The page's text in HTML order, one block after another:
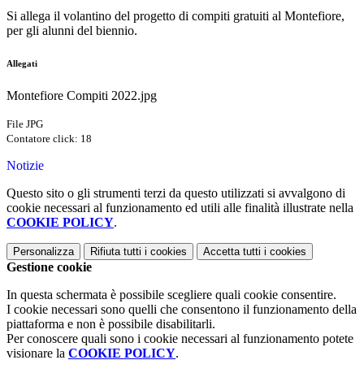
Si allega il volantino del progetto di compiti gratuiti al Montefiore,
per gli alunni del biennio.
Allegati
Montefiore Compiti 2022.jpg
File JPG
Contatore click: 18
Notizie
Questo sito o gli strumenti terzi da questo utilizzati si avvalgono di
cookie necessari al funzionamento ed utili alle finalità illustrate nella
COOKIE POLICY.
Personalizza Rifiuta tutti i cookies Accetta tutti i cookies
Gestione cookie
In questa schermata è possibile scegliere quali cookie consentire.
I cookie necessari sono quelli che consentono il funzionamento della
piattaforma e non è possibile disabilitarli.
Per conoscere quali sono i cookie necessari al funzionamento potete
visionare la COOKIE POLICY.